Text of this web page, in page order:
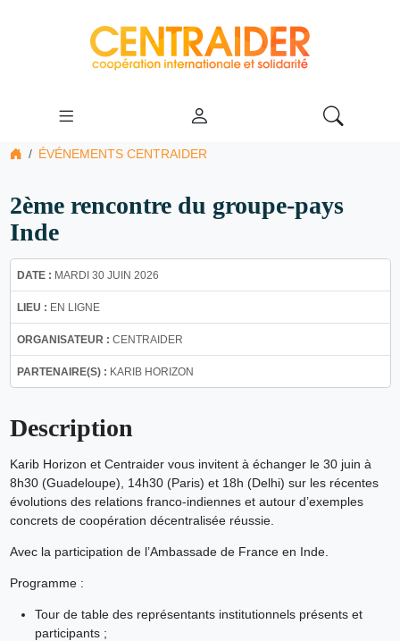
ÉVÉNEMENTS CENTRAIDER
2ème rencontre du groupe-pays
Inde
DATE : MARDI 30 JUIN 2026
LIEU : EN LIGNE
ORGANISATEUR : CENTRAIDER
PARTENAIRE(S) : KARIB HORIZON
Description
Karib Horizon et Centraider vous invitent à échanger le 30 juin à
8h30 (Guadeloupe), 14h30 (Paris) et 18h (Delhi) sur les récentes
évolutions des relations franco-indiennes et autour d’exemples
concrets de coopération décentralisée réussie.
Avec la participation de l’Ambassade de France en Inde.
Programme :
Tour de table des représentants institutionnels présents et
participants ;